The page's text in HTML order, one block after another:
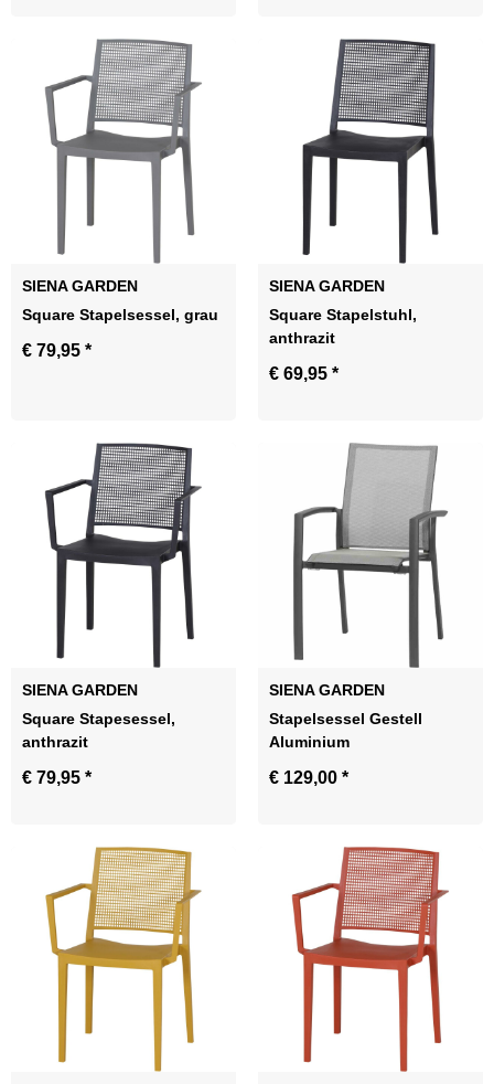
SIENA GARDEN
Square Stapelsessel, grau
€ 79,95 *
SIENA GARDEN
Square Stapelstuhl,
anthrazit
€ 69,95 *
SIENA GARDEN
Square Stapesessel,
anthrazit
€ 79,95 *
SIENA GARDEN
Stapelsessel Gestell
Aluminium
€ 129,00 *